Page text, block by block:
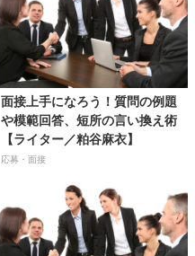
面接上手になろう！質問の例題
や模範回答、短所の言い換え術
【ライター／粕谷麻衣】
応募・面接